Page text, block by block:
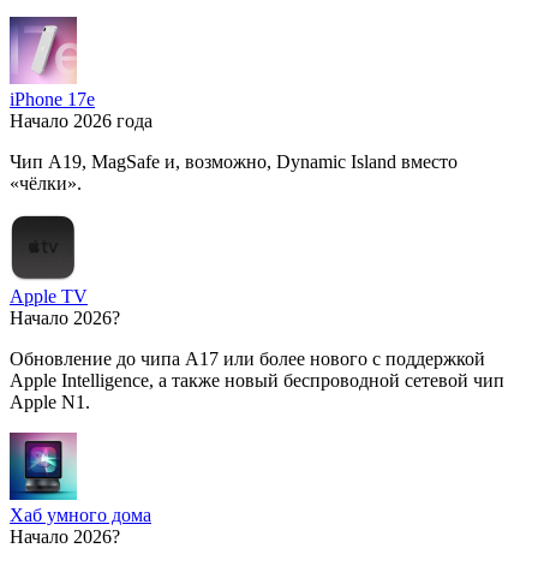
iPhone 17e
Начало 2026 года
Чип A19, MagSafe и, возможно, Dynamic Island вместо
«чёлки».
Apple TV
Начало 2026?
Обновление до чипа A17 или более нового с поддержкой
Apple Intelligence, а также новый беспроводной сетевой чип
Apple N1.
Хаб умного дома
Начало 2026?